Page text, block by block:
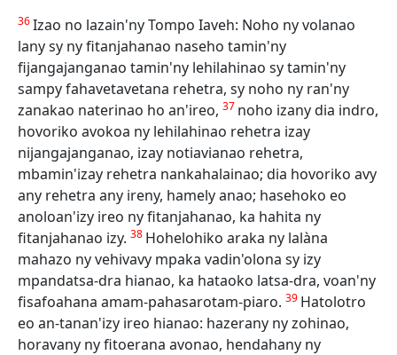
36Izao no lazain'ny Tompo Iaveh: Noho ny volanao
lany sy ny fitanjahanao naseho tamin'ny
fijangajanganao tamin'ny lehilahinao sy tamin'ny
sampy fahavetavetana rehetra, sy noho ny ran'ny
zanakao naterinao ho an'ireo, 37 noho izany dia indro,
hovoriko avokoa ny lehilahinao rehetra izay
nijangajanganao, izay notiavianao rehetra,
mbamin'izay rehetra nankahalainao; dia hovoriko avy
any rehetra any ireny, hamely anao; hasehoko eo
anoloan'izy ireo ny fitanjahanao, ka hahita ny
fitanjahanao izy. 38 Hohelohiko araka ny lalàna
mahazo ny vehivavy mpaka vadin'olona sy izy
mpandatsa-dra hianao, ka hataoko latsa-dra, voan'ny
fisafoahana amam-pahasarotam-piaro. 39 Hatolotro
eo an-tanan'izy ireo hianao: hazerany ny zohinao,
horavany ny fitoerana avonao, hendahany ny